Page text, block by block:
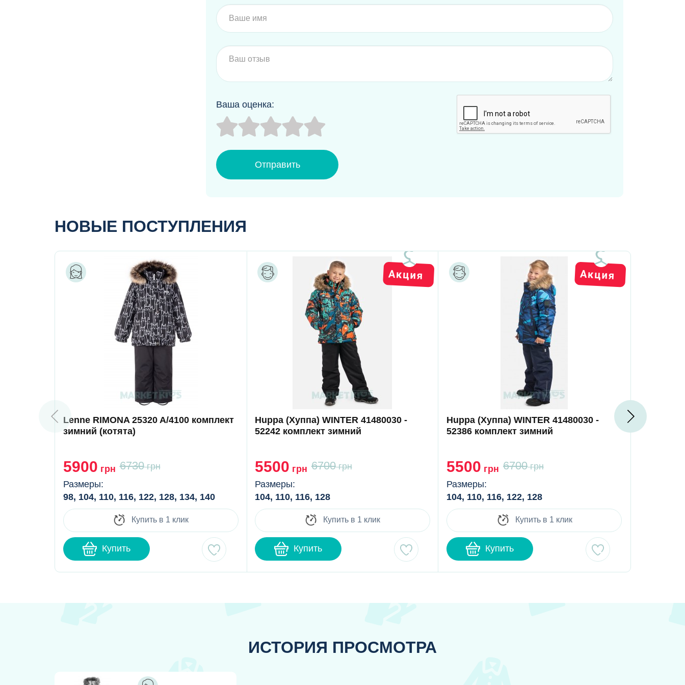
Ваша оценка:
Отправить
НОВЫЕ ПОСТУПЛЕНИЯ
Lenne RIMONA 25320 A/4100 комплект
зимний (котята)
5900 грн 6730грн
Размеры:
98, 104, 110, 116, 122, 128, 134, 140
Купить в 1 клик
Купить
Huppa (Хуппа) WINTER 41480030 -
52242 комплект зимний
5500 грн 6700грн
Размеры:
104, 110, 116, 128
Купить в 1 клик
Купить
Huppa (Хуппа) WINTER 41480030 -
52386 комплект зимний
5500 грн 6700грн
Размеры:
104, 110, 116, 122, 128
Купить в 1 клик
Купить
Huppa
52347
ИСТОРИЯ ПРОСМОТРА